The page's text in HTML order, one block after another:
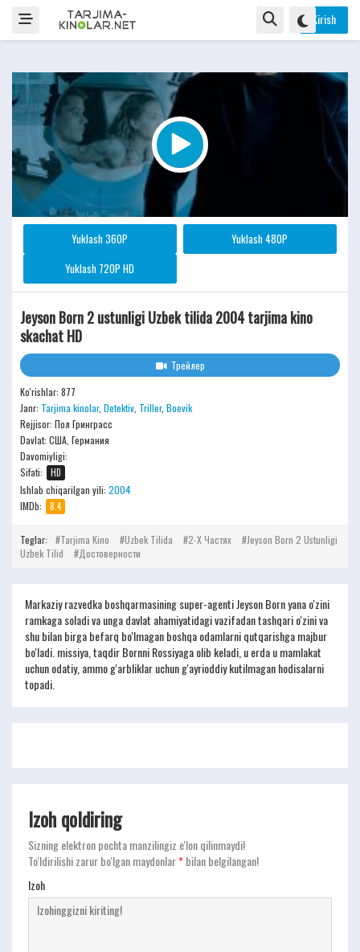
Kirish
Yuklash 360P
Yuklash 480P
Yuklash 720P HD
Jeyson Born 2 ustunligi Uzbek tilida 2004 tarjima kino
skachat HD
Трейлер
Ko'rishlar: 877
Janr: Tarjima kinolar, Detektiv Triller, Boevik
Rejjisor: Пол Гринграсс
Davlat: США, Германия
Davomiyligi:
Sifati:
HD
Ishlab chiqarilgan yili: 2004
IMDb:
8.4
Teglar: Tarjima Kino Uzbek Tilida 2-Х Частях
Jeyson Born 2 Ustunligi
Uzbek Tilid
Достоверности
Markaziy razvedka boshqarmasining super-agenti Jeyson Born yana o'zini
ramkaga soladi va unga davlat ahamiyatidagi vazifadan tashqari o'zini va
shu bilan birga befarq bo'lmagan boshqa odamlarni qutqarishga majbur
bo'ladi. missiya, taqdir Bornni Rossiyaga olib keladi, u erda u mamlakat
uchun odatiy, ammo g'arbliklar uchun g'ayrioddiy kutilmagan hodisalarni
topadi.
Izoh qoldiring
Sizning elektron pochta manzilingiz e'lon qilinmaydi!
To'ldirilishi zarur bo'lgan maydonlar*bilan belgilangan!
Izoh